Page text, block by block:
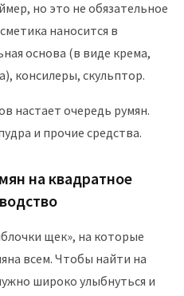
но это не обязательное
наносится в
основа (в виде крема,
консилеры, скульптор.
настает очередь румян.
и прочие средства.
на квадратное
щек», на которые
всем. Чтобы найти на
широко улыбнуться и